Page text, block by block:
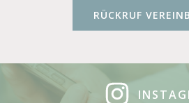
RÜCKRUF